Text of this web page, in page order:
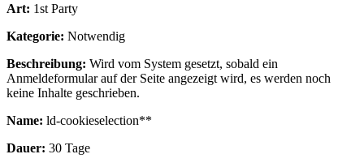
Art: 1st Party
Kategorie: Notwendig
Beschreibung: Wird vom System gesetzt, sobald ein
Anmeldeformular auf der Seite angezeigt wird, es werden noch
keine Inhalte geschrieben.
Name: ld-cookieselection**
Dauer: 30 Tage